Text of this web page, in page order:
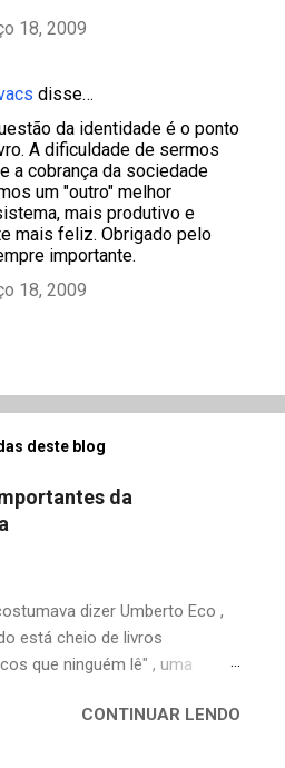
18, 2009
disse…
da identidade é o ponto
A dificuldade de sermos
a cobrança da sociedade
um "outro" melhor
mais produtivo e
mais feliz. Obrigado pelo
importante.
18, 2009
deste blog
da
dizer Umberto Eco ,
está cheio de livros
que ninguém lê" , uma
falamos de clássicos da
CONTINUAR LENDO